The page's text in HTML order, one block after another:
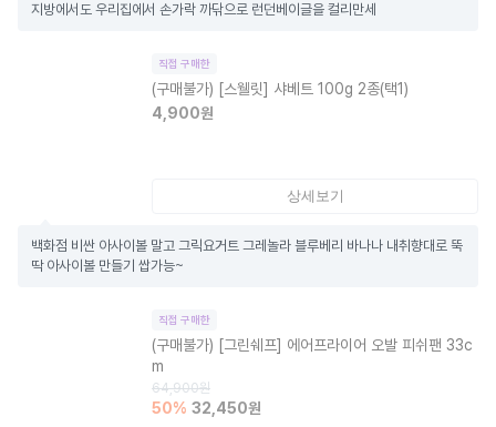
지방에서도 우리집에서 손가락 까닦으로 런던베이글을 컬리만세
직접 구매한
(구매불가) [스웰릿] 샤베트 100g 2종(택1)
4,900원
상세보기
백화점 비싼 아사이볼 말고 그릭요거트 그레놀라 블루베리 바나나 내취향대로 뚝
딱 아사이볼 만들기 쌉가능~
직접 구매한
(구매불가) [그린쉐프] 에어프라이어 오발 피쉬팬 33c
m
64,900원
50% 32,450원